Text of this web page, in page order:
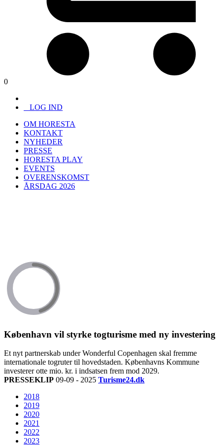
0
LOG IND
OM HORESTA
KONTAKT
NYHEDER
PRESSE
HORESTA PLAY
EVENTS
OVERENSKOMST
ÅRSDAG 2026
København vil styrke togturisme med ny investering
Et nyt partnerskab under Wonderful Copenhagen skal fremme
internationale togruter til hovedstaden. Københavns Kommune
investerer otte mio. kr. i indsatsen frem mod 2029.
PRESSEKLIP 09-09 - 2025 Turisme24.dk
2018
2019
2020
2021
2022
2023